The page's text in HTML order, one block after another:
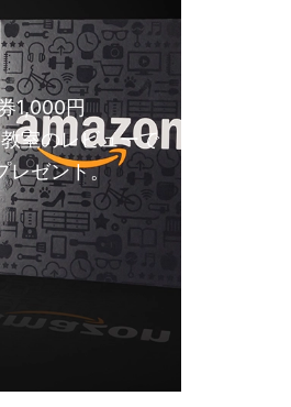
1,000円
室のレビューで
レゼント。